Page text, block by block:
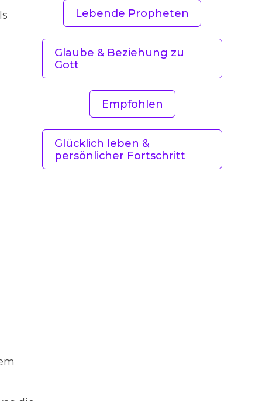
Lebende Propheten
Glaube & Beziehung zu
Gott
Empfohlen
Glücklich leben &
persönlicher Fortschritt